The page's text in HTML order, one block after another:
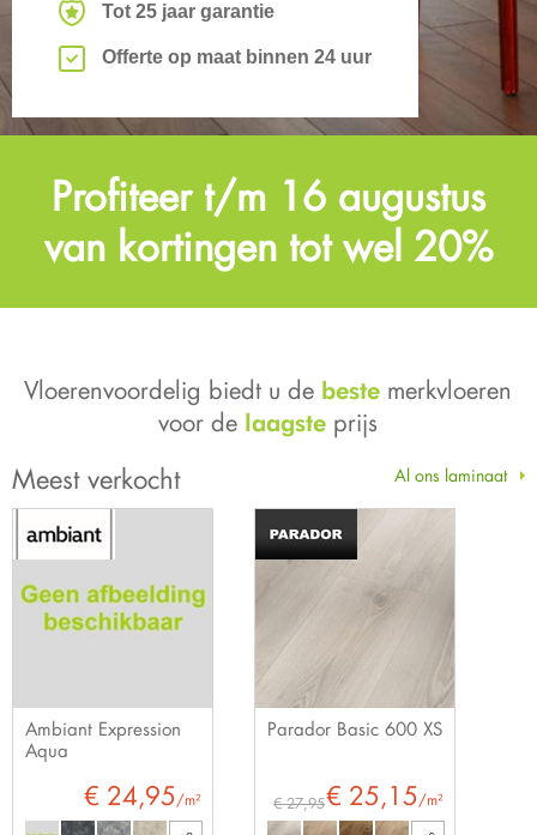
Tot 25 jaar garantie
Offerte op maat binnen 24 uur
Profiteer t/m 16 augustus
van kortingen tot wel 20%
Vloerenvoordelig biedt u de beste merkvloeren
voor de laagste prijs
Al ons laminaat
Meest verkocht
Ambiant Expression
Aqua
€ 24,95 /m²
Parador Basic 600 XS
€ 25,15 /m²
€ 27,95